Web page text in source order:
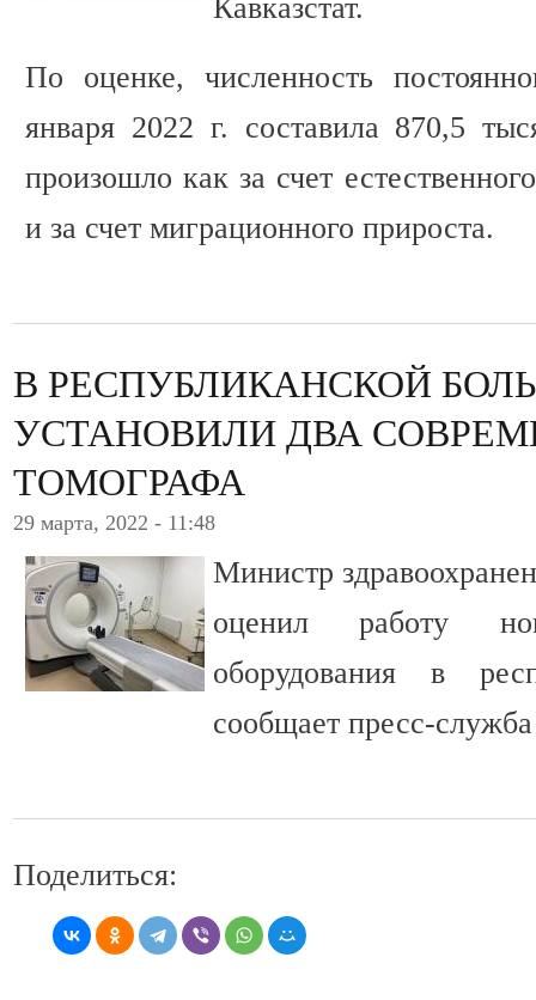
Кавказстат.
По оценке, численность
января 2022 г. составила 870,5
произошло как за счет
и за счет миграционного прироста.
В РЕСПУБЛИКАНСКОЙ
УСТАНОВИЛИ ДВА
ТОМОГРАФА
29 марта, 2022 - 11:48
Министр
оценил работу
оборудования в
сообщает пресс-
Поделиться: